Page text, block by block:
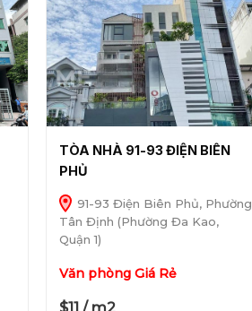
TÒA NHÀ 91-93 ĐIỆN BIÊN
PHỦ
91-93 Điện Biên Phủ, Phường
Tân Định (Phường Đa Kao,
Quận 1)
Văn phòng Giá Rẻ
$11 / m2